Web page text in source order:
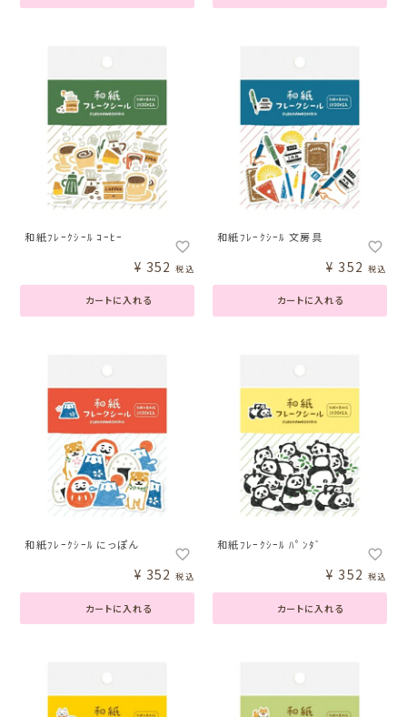
和紙ﾌﾚｰｸｼｰﾙ ｺｰﾋｰ
カートに入れる
¥ 352 税込
和紙ﾌﾚｰｸｼｰﾙ 文房具
カートに入れる
¥ 352 税込
和紙ﾌﾚｰｸｼｰﾙ にっぽん
カートに入れる
¥ 352 税込
和紙ﾌﾚｰｸｼｰﾙ ﾊﾟﾝﾀﾞ
カートに入れる
¥ 352 税込